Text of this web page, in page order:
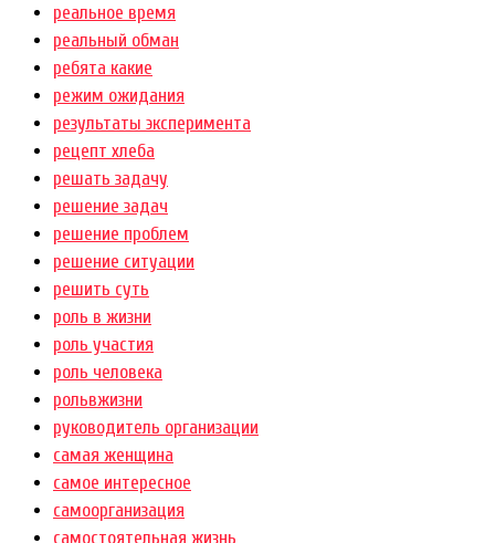
реальное время
реальный обман
ребята какие
режим ожидания
результаты эксперимента
рецепт хлеба
решать задачу
решение задач
решение проблем
решение ситуации
решить суть
роль в жизни
роль участия
роль человека
рольвжизни
руководитель организации
самая женщина
самое интересное
самоорганизация
самостоятельная жизнь